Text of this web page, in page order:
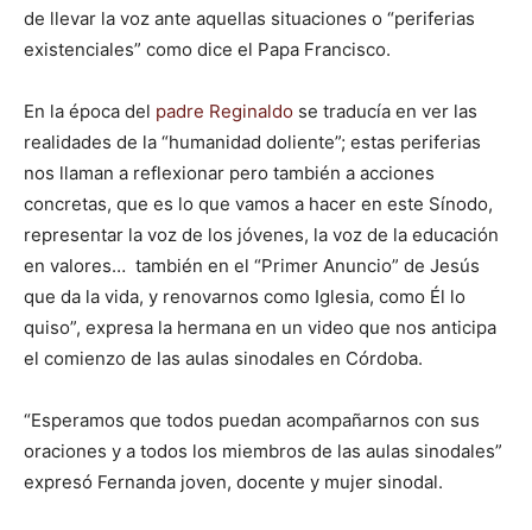
de llevar la voz ante aquellas situaciones o “periferias
existenciales” como dice el Papa Francisco.
En la época del padre Reginaldo se traducía en ver las
realidades de la “humanidad doliente”; estas periferias
nos llaman a reflexionar pero también a acciones
concretas, que es lo que vamos a hacer en este Sínodo,
representar la voz de los jóvenes, la voz de la educación
en valores… también en el “Primer Anuncio” de Jesús
que da la vida, y renovarnos como Iglesia, como Él lo
quiso”, expresa la hermana en un video que nos anticipa
el comienzo de las aulas sinodales en Córdoba.
“Esperamos que todos puedan acompañarnos con sus
oraciones y a todos los miembros de las aulas sinodales”
expresó Fernanda joven, docente y mujer sinodal.